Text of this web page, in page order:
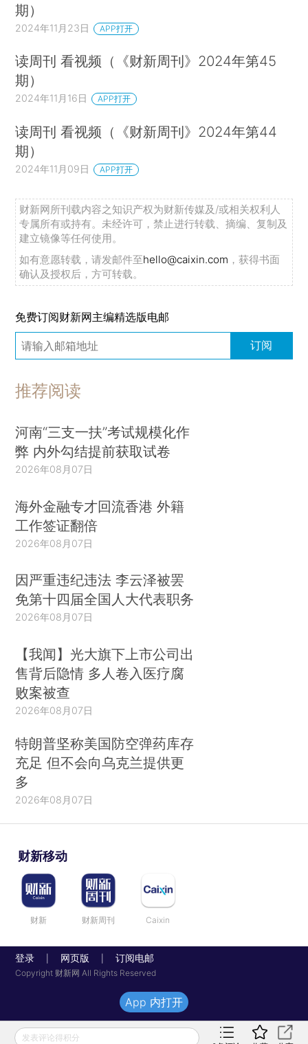
期）
2024年11月23日 APP打开
读周刊 看视频（《财新周刊》2024年第45
期）
2024年11月16日 APP打开
读周刊 看视频（《财新周刊》2024年第44
期）
2024年11月09日 APP打开
财新网所刊载内容之知识产权为财新传媒及/或相关权利人
专属所有或持有。未经许可，禁止进行转载、摘编、复制及
建立镜像等任何使用。
如有意愿转载，请发邮件至hello@caixin.com ，获得书面
确认及授权后，方可转载。
免费订阅财新网主编精选版电邮
订阅
推荐阅读
河南“三支一扶”考试规模化作
弊 内外勾结提前获取试卷
2026年08月07日
海外金融专才回流香港 外籍
工作签证翻倍
2026年08月07日
因严重违纪违法 李云泽被罢
免第十四届全国人大代表职务
2026年08月07日
【我闻】光大旗下上市公司出
售背后隐情 多人卷入医疗腐
败案被查
2026年08月07日
特朗普坚称美国防空弹药库存
充足 但不会向乌克兰提供更
多
2026年08月07日
财新移动
财新 财新周刊 Caixin
登录 网页版 订阅电邮
Copyright 财新网 All Rights Reserved
发表评论得积分
App 内打开